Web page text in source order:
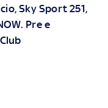
Sky Sport 251,
. Pre e